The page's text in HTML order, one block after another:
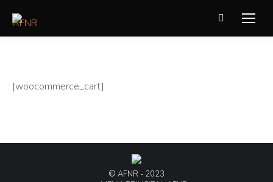
Recherche
:
[woocommerce_cart]
© AFNR - 2023